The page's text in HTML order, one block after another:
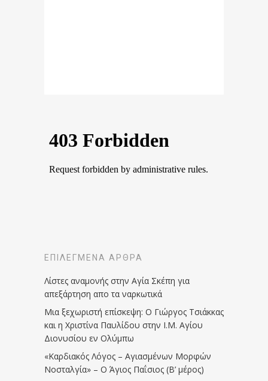
ΕΠΙΛΕΓΜΈΝΑ ΆΡΘΡΑ
Λίστες αναμονής στην Αγία Σκέπη για
απεξάρτηση απο τα ναρκωτικά
Μια ξεχωριστή επίσκεψη: Ο Γιώργος Τσιάκκας
και η Χριστίνα Παυλίδου στην Ι.Μ. Αγίου
Διονυσίου εν Ολύμπω
«Καρδιακός Λόγος – Αγιασμένων Μορφών
Νοσταλγία» – Ο Άγιος Παΐσιος (Β’ μέρος)